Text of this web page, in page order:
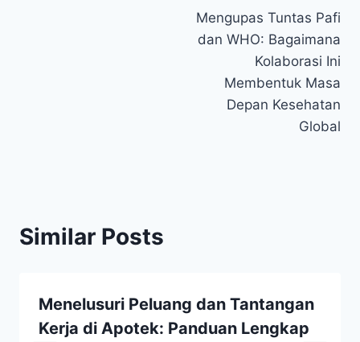
Mengupas Tuntas Pafi
dan WHO: Bagaimana
Kolaborasi Ini
Membentuk Masa
Depan Kesehatan
Global
Similar Posts
Menelusuri Peluang dan Tantangan
Kerja di Apotek: Panduan Lengkap